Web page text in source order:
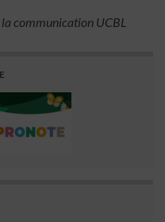
communication UCBL